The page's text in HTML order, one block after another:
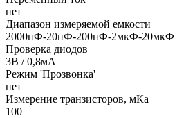
нет
Диапазон измеряемой емкости
2000пФ-20нФ-200нФ-2мкФ-20мкФ
Проверка диодов
3В / 0,8мА
Режим 'Прозвонка'
нет
Измерение транзисторов, мКа
100